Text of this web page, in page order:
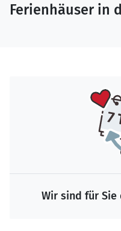
Ferienhäuser in
Wir sind für Sie